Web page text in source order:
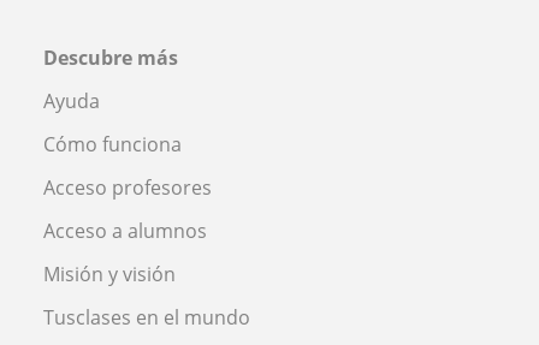
Descubre más
Ayuda
Cómo funciona
Acceso profesores
Acceso a alumnos
Misión y visión
Tusclases en el mundo